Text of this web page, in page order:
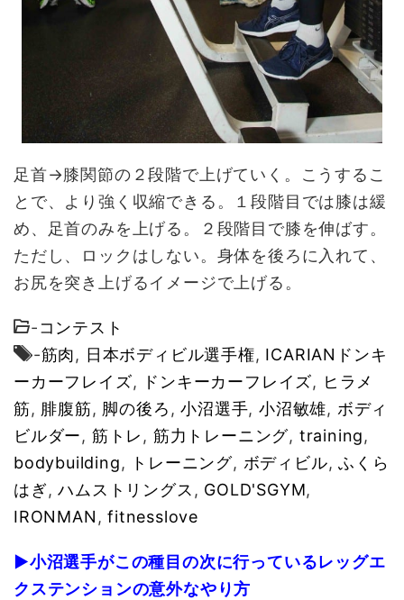
足首→膝関節の２段階で上げていく。こうするこ
とで、より強く収縮できる。１段階目では膝は緩
め、足首のみを上げる。２段階目で膝を伸ばす。
ただし、ロックはしない。身体を後ろに入れて、
お尻を突き上げるイメージで上げる。
-コンテスト
-筋肉, 日本ボディビル選手権, ICARIANドンキ
ーカーフレイズ, ドンキーカーフレイズ, ヒラメ
筋, 腓腹筋, 脚の後ろ ,小沼選手,小沼敏雄, ボディ
ビルダー, 筋トレ , 筋力トレーニング, training,
bodybuilding, トレーニング, ボディビル,ふくら
はぎ,ハムストリングス , GOLD'SGYM,
IRONMAN ,fitnesslove
▶小沼選手がこの種目の次に行っているレッグエ
クステンションの意外なやり方